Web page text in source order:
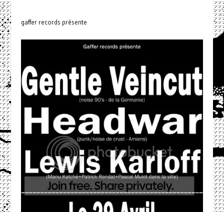
gaffer records présente